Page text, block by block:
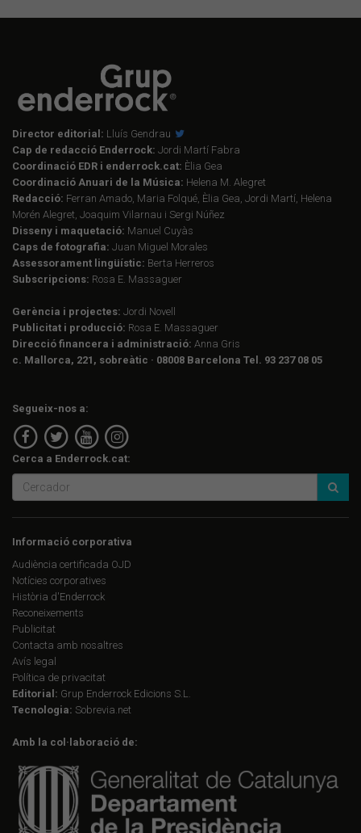
Director editorial: Lluís Gendrau
Cap de redacció Enderrock: Jordi Martí Fabra
Coordinació EDR i enderrock.cat: Èlia Gea
Coordinació Anuari de la Música: Helena M. Alegret
Redacció: Ferran Amado, Maria Folqué, Èlia Gea, Jordi Martí, Helena
Morén Alegret, Joaquim Vilarnau i Sergi Núñez
Disseny i maquetació: Manuel Cuyàs
Caps de fotografia: Juan Miguel Morales
Assessorament lingüístic: Berta Herreros
Subscripcions: Rosa E. Massaguer
Gerència i projectes: Jordi Novell
Publicitat i producció: Rosa E. Massaguer
Direcció financera i administració: Anna Gris
c. Mallorca, 221, sobreàtic · 08008 Barcelona Tel. 93 237 08 05
Segueix-nos a:
Cerca a Enderrock.cat:
Informació corporativa
Audiència certificada OJD
Notícies corporatives
Història d'Enderrock
Reconeixements
Publicitat
Contacta amb nosaltres
Avís legal
Política de privacitat
Editorial: Grup Enderrock Edicions S.L.
Tecnologia: Sobrevia.net
Amb la col·laboració de: